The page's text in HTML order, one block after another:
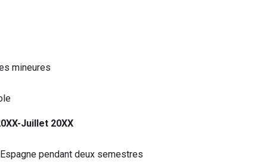
mineures
Juillet 20XX
pendant deux semestres